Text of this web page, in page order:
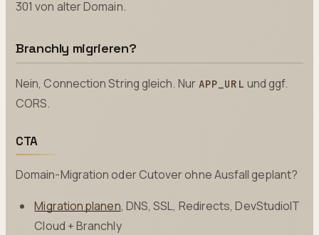
301 von alter Domain.
Branchly migrieren?
Nein, Connection String gleich. Nur APP_URL und ggf.
CORS.
CTA
Domain-Migration oder Cutover ohne Ausfall geplant?
Migration planen, DNS, SSL, Redirects, DevStudioIT
Cloud + Branchly